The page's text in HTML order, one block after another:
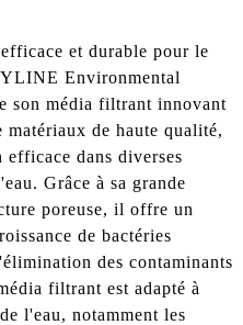
et durable pour le
Environmental
son média filtrant innovant
de haute qualité,
dans diverses
Grâce à sa grande
poreuse, il offre un
de bactéries
des contaminants
filtrant est adapté à
l'eau, notamment les